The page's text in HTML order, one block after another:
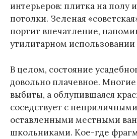
интерьеров: плитка на полу
потолки. Зеленая
портит впечатление,
утилитарном
В целом, состояние
довольно плачевное.
выбиты, а облупившаяся
соседствует с
оставленными местными
школьниками. Кое-где